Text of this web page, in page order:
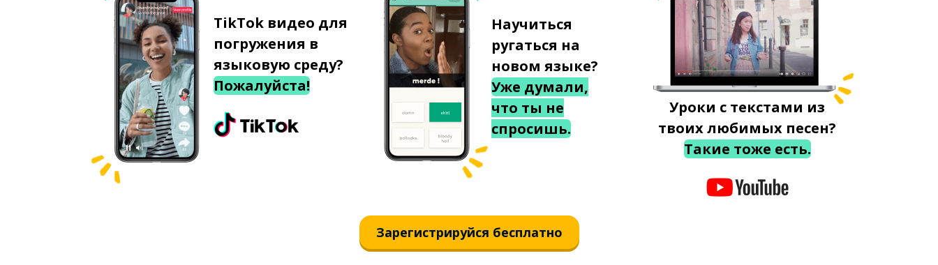
TikTok видео для
погружения в
языковую среду?
Пожалуйста!
Научиться
ругаться на
новом языке?
Уже думали,
что ты не
спросишь.
Уроки с текстами из
твоих любимых песен?
Такие тоже есть.
Зарегистрируйся бесплатно